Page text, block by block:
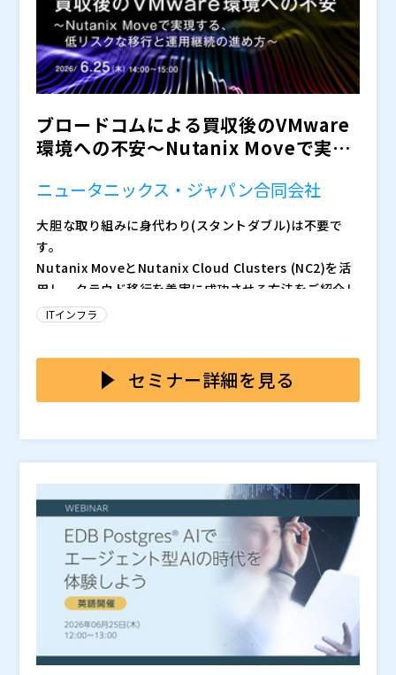
か”という現実的な視点です。
本セミナーでは、HPC調達難の背景と従来のアプローチ
（新品購入・クラウド活用）が抱える課題を整理したう
えで、R&Dを止めないための現実的な考え方をお伝えし
ます。
また、この考え方を活用し、短期間の調達とコスト低減
を実現しつつ、安心してHPC環境をご利用いただける
「マネージドHPCサービス Lite」をご紹介します。
・製造業・研究開発部門で、CAE解析やシミュレーショ
ン環境を運用している方 ・R&D向けHPC環境の増設・
化や価格高騰に課題を感じている方 ・クラウド活用も
検討しているが、自社に適した選択肢を整理したい方
・機器購入以外の、現実的なHPCリソース確保方法を知
りたい方
HPC調達難は、単なるインフラ問題ではなく、事業競争
力そのものに影響を及ぼす課題です。 本セミナーで
は、「最新機器を調達する」以外の選択肢も含め、短期
間でHPCリソースを確保するための考え方や判断軸を整
理します。 八方塞がりの状態から抜け出すためのヒン
ネットワンネクスト株式会社（）
SCSK株式会社（
※共催、協賛、協力、講演企業は将来的に追加、削除さ
れる可能性があります。
ブロードコムによる買収後のVMware
環境への不安〜Nutanix Moveで実現
ニュータニックス・ジャパン合同会社
大胆な取り組みに身代わり(スタントダブル)は不要で
す。
Nutanix MoveとNutanix Cloud Clusters (NC2)を活
用し、クラウド移行を着実に成功させる方法をご紹介し
ます。
画と、絶対的な精度が求められます。しかし、どんなに
綿密に練られた移行計画であっても、現在の激動の市場
各社によるAI処理能力の拡大競争は、世界のサプライチ
ェーンを逼迫し、調達コストを高騰させています。その
結果、ハードウェアの納期は数週間、場合によっては数
ヶ月単位で遅延しています。
さらに、地政学的リスクの台頭も無視できません。輸出
どこからアクセスできるか」というルールは、日々厳格
化しています。このような環境下、ITプロフェッショナ
ルに求められるのは、単に移行技術を極めることだけで
はありません。リアルタイムに変化する環境で臨機応変
に完璧なパフォーマンスを演じきることなのです。
では、次にとるべき「確実な一手」を、どう見極めれば
よいのでしょうか？
ハリウッドの伝説的なスタントマンでありスタントドラ
イバーでもあるコリー・ユーバンクス氏を迎えた、特別
なオンラインイベントにぜひご参加ください。『ワイル
ド・スピード』シリーズ3作のハイスピード・ハイリス
クなレース、『トランスフォーマー』シリーズの変身ア
ドベンチャー、『ミッション：インポッシブル2』の身
の毛もよだつようなミッションなど、数々の名作映画の
裏側にある、手に汗握るアクションシーンの舞台裏を明
かしていただきます。時速100km近くで重さ約19トン
大都市のストリートをドリフトで駆け抜け、大ケガを負
うことなくバイクをパワースライドさせ、悪のロボット
との銀河系をかけた戦いを率いる――そんなスタントのプロ
フェッショナルが培ってきた「リスク管理と極限の精
度」のノウハウ。それと全く同じレベルの精密さを、N
utanixの専門家がお客様のIT環境にどのように適用
命がけのアクションは映画に任せ、成功に向けてすべて
IT環境にマルチクラウドの柔軟性を取り入れる準備はで
ITインフラ
セミナー詳細を見る